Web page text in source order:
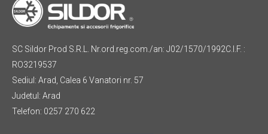
SC Sildor Prod S.R.L. Nr.ord.reg.com./an: J02/1570/1992C.I.F. :
RO3219537
Sediul: Arad, Calea 6 Vanatori nr. 57
Judetul: Arad
Telefon: 0257 270 622